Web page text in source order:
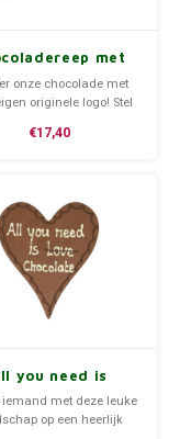
met
logo
onze chocolade met
originele logo! Stel
Dit product bevat een
€17,40
you need is
chocolate -
XL
met deze leuke
op een heerlijk